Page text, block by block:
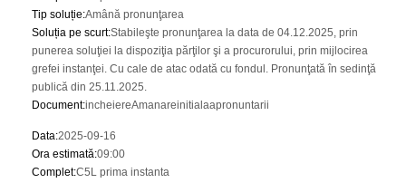
Tip soluție:Amână pronunţarea
Soluția pe scurt:Stabileşte pronunţarea la data de 04.12.2025, prin
punerea soluţiei la dispoziţia părţilor şi a procurorului, prin mijlocirea
grefei instanţei. Cu cale de atac odată cu fondul. Pronunţată în sedinţă
publică din 25.11.2025.
Document:incheiereAmanareinitialaapronuntarii
Data:2025-09-16
Ora estimată:09:00
Complet:C5L prima instanta